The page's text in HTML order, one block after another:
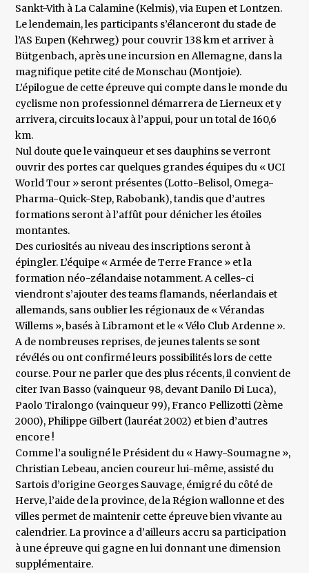
Sankt-Vith à La Calamine (Kelmis), via Eupen et Lontzen.
Le lendemain, les participants s’élanceront du stade de
l’AS Eupen (Kehrweg) pour couvrir 138 km et arriver à
Bütgenbach, après une incursion en Allemagne, dans la
magnifique petite cité de Monschau (Montjoie).
L’épilogue de cette épreuve qui compte dans le monde du
cyclisme non professionnel démarrera de Lierneux et y
arrivera, circuits locaux à l’appui, pour un total de 160,6
km.
Nul doute que le vainqueur et ses dauphins se verront
ouvrir des portes car quelques grandes équipes du « UCI
World Tour » seront présentes (Lotto-Belisol, Omega-
Pharma-Quick-Step, Rabobank), tandis que d’autres
formations seront à l’affût pour dénicher les étoiles
montantes.
Des curiosités au niveau des inscriptions seront à
épingler. L’équipe « Armée de Terre France » et la
formation néo-zélandaise notamment. A celles-ci
viendront s’ajouter des teams flamands, néerlandais et
allemands, sans oublier les régionaux de « Vérandas
Willems », basés à Libramont et le « Vélo Club Ardenne ».
A de nombreuses reprises, de jeunes talents se sont
révélés ou ont confirmé leurs possibilités lors de cette
course. Pour ne parler que des plus récents, il convient de
citer Ivan Basso (vainqueur 98, devant Danilo Di Luca),
Paolo Tiralongo (vainqueur 99), Franco Pellizotti (2ème
2000), Philippe Gilbert (lauréat 2002) et bien d’autres
encore !
Comme l’a souligné le Président du « Hawy-Soumagne »,
Christian Lebeau, ancien coureur lui-même, assisté du
Sartois d’origine Georges Sauvage, émigré du côté de
Herve, l’aide de la province, de la Région wallonne et des
villes permet de maintenir cette épreuve bien vivante au
calendrier. La province a d’ailleurs accru sa participation
à une épreuve qui gagne en lui donnant une dimension
supplémentaire.